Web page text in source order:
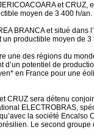
et CRUZ,
moyen de 3 400 h/an.
BRANCA et situé dans
un productible moyen de 3
une des régions du
potentiel de
en France pour une
CRUZ sera détenu
ELECTROBRAS,
la société Encalso
Le second groupe